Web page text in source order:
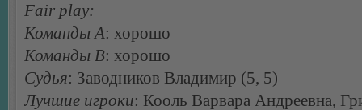
Fair play:
Команды А: хорошо
Команды В: хорошо
Судья: Заводников Владимир (5, 5)
Лучшие игроки: Кооль Варвара Андреевна,